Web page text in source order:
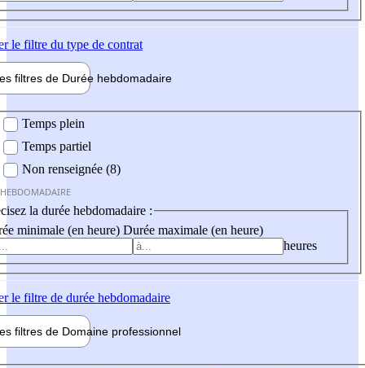
le filtre du type de contrat
filtres de Durée hebdomadaire
Temps plein
Temps partiel
Non renseignée (8)
la durée hebdomadaire :
minimale (en heure) Durée maximale (en heure)
heures
le filtre de durée hebdomadaire
filtres de Domaine professionnel